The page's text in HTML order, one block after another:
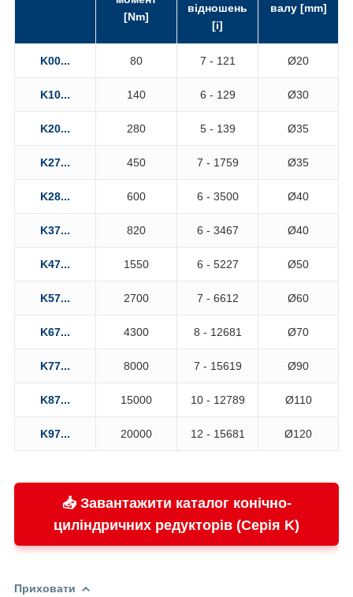
[Nm]
відношень
[i]
валу [mm]
K00... 80 7 - 121 Ø20
K10... 140 6 - 129 Ø30
K20... 280 5 - 139 Ø35
K27... 450 7 - 1759 Ø35
K28... 600 6 - 3500 Ø40
K37... 820 6 - 3467 Ø40
K47... 1550 6 - 5227 Ø50
K57... 2700 7 - 6612 Ø60
K67... 4300 8 - 12681 Ø70
K77... 8000 7 - 15619 Ø90
K87... 15000 10 - 12789 Ø110
K97... 20000 12 - 15681 Ø120
📥 Завантажити каталог конічно-
циліндричних редукторів (Серія K)
Приховати